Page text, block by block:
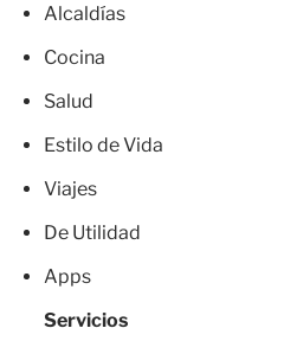
Alcaldías
Cocina
Salud
Estilo de Vida
Viajes
De Utilidad
Apps
Servicios